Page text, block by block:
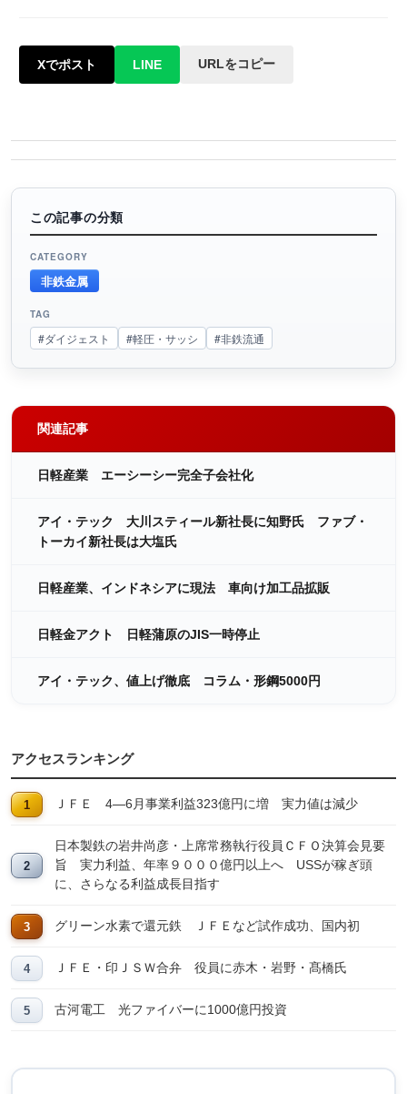
Xでポスト LINE URLをコピー
この記事の分類
CATEGORY
非鉄金属
TAG
#ダイジェスト #軽圧・サッシ #非鉄流通
関連記事
日軽産業 エーシーシー完全子会社化
アイ・テック 大川スティール新社長に知野氏 ファブ・
トーカイ新社長は大塩氏
日軽産業、インドネシアに現法 車向け加工品拡販
日軽金アクト 日軽蒲原のJIS一時停止
アイ・テック、値上げ徹底 コラム・形鋼5000円
アクセスランキング
ＪＦＥ 4―6月事業利益323億円に増 実力値は減少
日本製鉄の岩井尚彦・上席常務執行役員ＣＦＯ決算会見要
旨 実力利益、年率９０００億円以上へ USSが稼ぎ頭
に、さらなる利益成長目指す
グリーン水素で還元鉄 ＪＦＥなど試作成功、国内初
ＪＦＥ・印ＪＳＷ合弁 役員に赤木・岩野・髙橋氏
古河電工 光ファイバーに1000億円投資